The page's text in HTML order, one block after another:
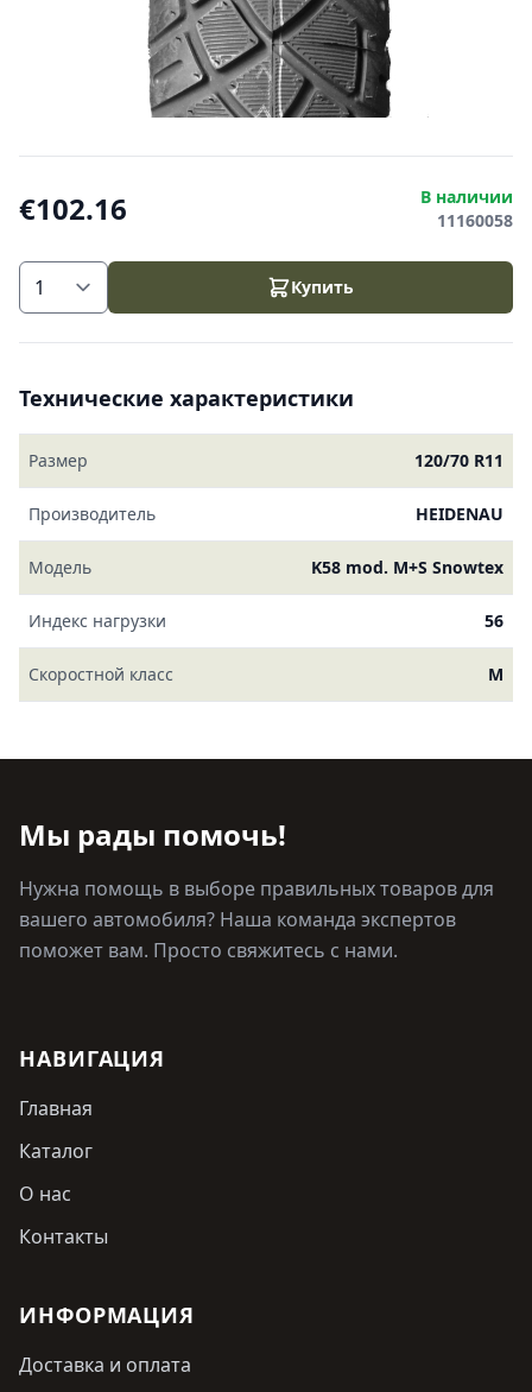
€102.16
В наличии
11160058
Купить
Технические характеристики
Размер 120/70 R11
Производитель HEIDENAU
Модель K58 mod. M+S Snowtex
Индекс нагрузки 56
Скоростной класс M
Мы рады помочь!
Нужна помощь в выборе правильных товаров для
вашего автомобиля? Наша команда экспертов
поможет вам. Просто свяжитесь с нами.
НАВИГАЦИЯ
Главная
Каталог
О нас
Контакты
ИНФОРМАЦИЯ
Доставка и оплата